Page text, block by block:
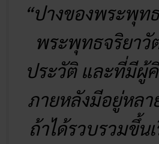
“ปางของพระพุท
พระพุทธจริยา
ประวัติ และที่มีผู้
ภายหลังมีอยู่หลา
ถ้าได้รวบรวมขึ้น